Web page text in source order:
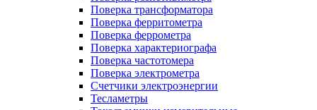
Поверка трансформатора
Поверка ферритометра
Поверка феррометра
Поверка характериографа
Поверка частотомера
Поверка электрометра
Счетчики электроэнергии
Тесламетры